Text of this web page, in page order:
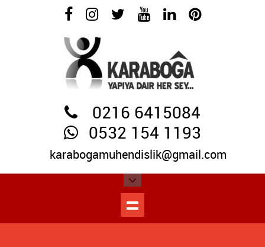
0216 6415084
0532 154 1193
karabogamuhendislik@gmail.com